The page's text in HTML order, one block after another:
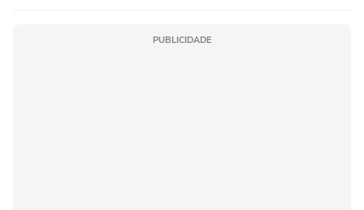
PUBLICIDADE